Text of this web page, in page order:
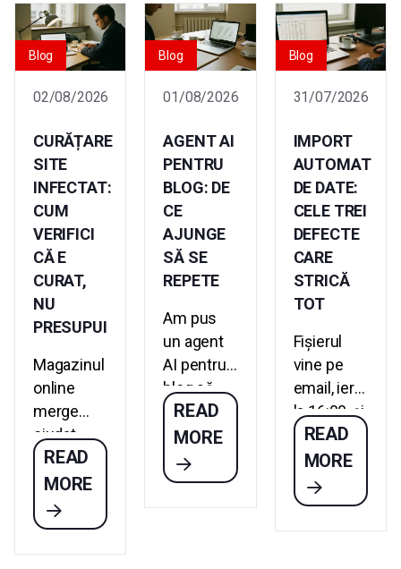
Blog
02/08/2026
CURĂȚARE
SITE
INFECTAT:
CUM
VERIFICI
CĂ E
CURAT,
NU
PRESUPUI
Magazinul
online
merge
ciudat.
Pagina de
plată
redirecționează
uneori.
READ
MORE
Blog
01/08/2026
AGENT AI
PENTRU
BLOG: DE
CE
AJUNGE
SĂ SE
REPETE
Am pus
un agent
AI pentru
blog să
publice
singur.
Trei luni
mai târziu
READ
MORE
Blog
31/07/2026
IMPORT
AUTOMAT
DE DATE:
CELE TREI
DEFECTE
CARE
STRICĂ
TOT
Fișierul
vine pe
email, ieri
la 16:00, și
trebuie în
sistem
mâine
dimineața.
READ
MORE